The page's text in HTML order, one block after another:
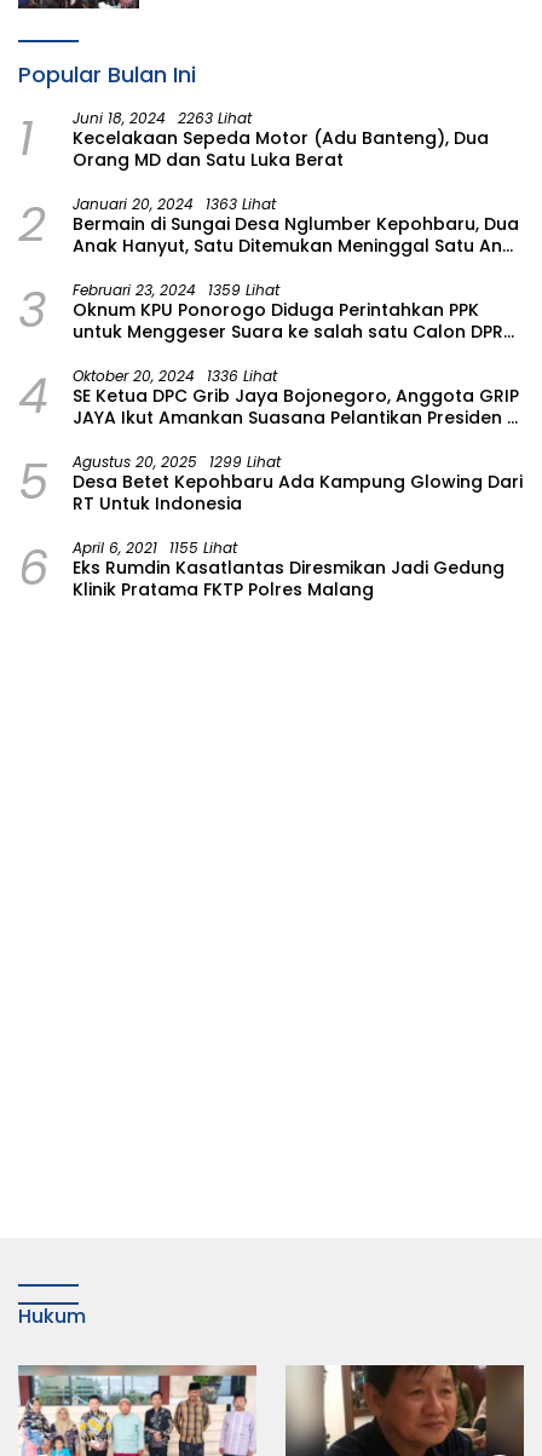
Popular Bulan Ini
1 Juni 18, 2024 2263 Lihat
Kecelakaan Sepeda Motor (Adu Banteng), Dua
Orang MD dan Satu Luka Berat
2 Januari 20, 2024 1363 Lihat
Bermain di Sungai Desa Nglumber Kepohbaru, Dua
Anak Hanyut, Satu Ditemukan Meninggal Satu Anak
3 Februari 23, 2024 1359 Lihat
Oknum KPU Ponorogo Diduga Perintahkan PPK
untuk Menggeser Suara ke salah satu Calon DPRD
4 Oktober 20, 2024 1336 Lihat
SE Ketua DPC Grib Jaya Bojonegoro, Anggota GRIP
JAYA Ikut Amankan Suasana Pelantikan Presiden di
5 Agustus 20, 2025 1299 Lihat
Desa Betet Kepohbaru Ada Kampung Glowing Dari
RT Untuk Indonesia
6 April 6, 2021 1155 Lihat
Eks Rumdin Kasatlantas Diresmikan Jadi Gedung
Klinik Pratama FKTP Polres Malang
Hukum